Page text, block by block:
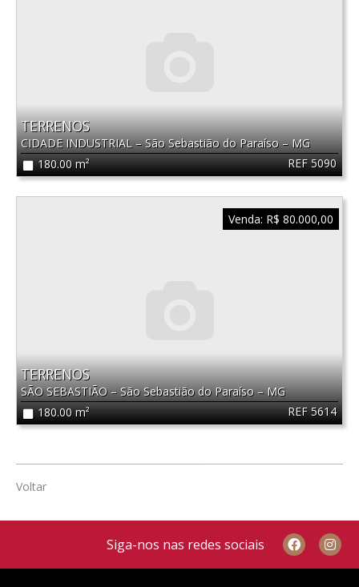
REF 5090
TERRENOS
CIDADE INDUSTRIAL–São Sebastião do Paraíso–MG
180.00 m²
REF 5614
TERRENOS
SÃO SEBASTIÃO–São Sebastião do Paraíso–MG
180.00 m²
Venda: R$ 80.000,00
Voltar
Siga-nos nas redes sociais